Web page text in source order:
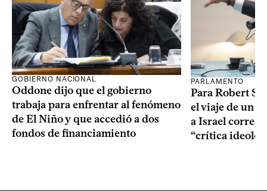
GOBIERNO NACIONAL
Oddone dijo que el gobierno
trabaja para enfrentar al fenómeno
de El Niño y que accedió a dos
fondos de financiamiento
PARLAMENTO
Para Robert
el viaje de un
a Israel
“crítica